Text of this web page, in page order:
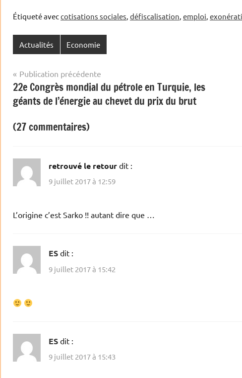
Étiqueté aveccotisations sociales, défiscalisation, emploi,
Actualités Economie
Navigation
de
l’article
Publication précédente
22e Congrès mondial du pétrole en Turquie, les
géants de l’énergie au chevet du prix du brut
(27 commentaires)
retrouvé le retour dit :
9 juillet 2017 à 12:59
L’origine c’est Sarko !! autant dire que …
ES dit :
9 juillet 2017 à 15:42
ES dit :
9 juillet 2017 à 15:43